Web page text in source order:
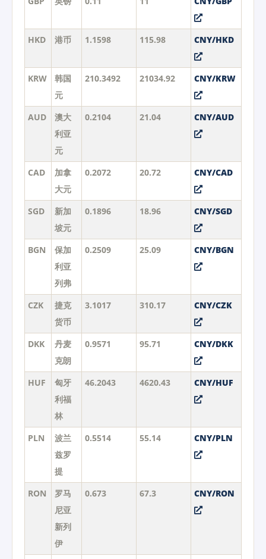
HKD 港币 1.1598 115.98 CNY/HKD
KRW
韩国
元
210.3492 21034.92 CNY/KRW
AUD
澳大
利亚
元
0.2104 21.04 CNY/AUD
CAD
加拿
大元
0.2072 20.72 CNY/CAD
SGD
新加
坡元
0.1896 18.96 CNY/SGD
BGN
保加
利亚
列弗
0.2509 25.09 CNY/BGN
CZK
捷克
货币
3.1017 310.17 CNY/CZK
DKK
丹麦
克朗
0.9571 95.71 CNY/DKK
HUF
匈牙
利福
林
46.2043 4620.43 CNY/HUF
PLN
波兰
兹罗
提
0.5514 55.14 CNY/PLN
RON
罗马
尼亚
新列
伊
0.673 67.3 CNY/RON